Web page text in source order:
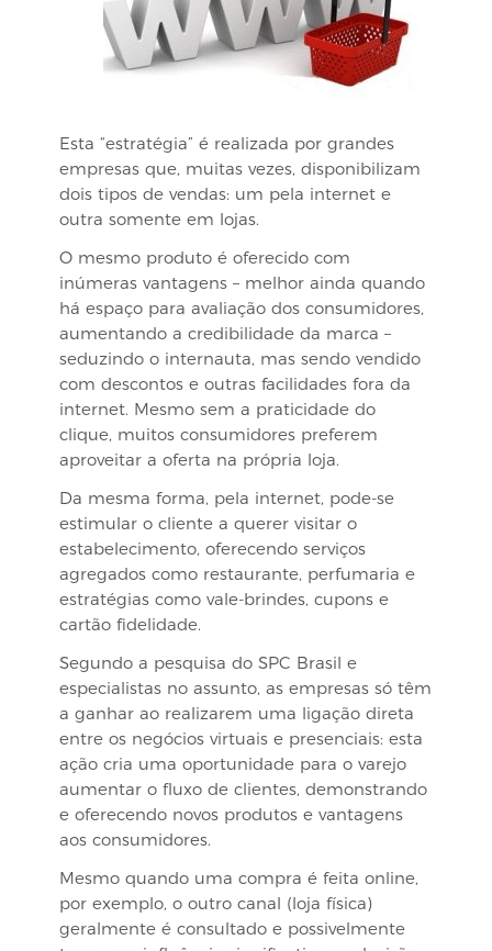
Esta “estratégia” é realizada por grandes
empresas que, muitas vezes, disponibilizam
dois tipos de vendas: um pela internet e
outra somente em lojas.
O mesmo produto é oferecido com
inúmeras vantagens – melhor ainda quando
há espaço para avaliação dos consumidores,
aumentando a credibilidade da marca –
seduzindo o internauta, mas sendo vendido
com descontos e outras facilidades fora da
internet. Mesmo sem a praticidade do
clique, muitos consumidores preferem
aproveitar a oferta na própria loja.
Da mesma forma, pela internet, pode-se
estimular o cliente a querer visitar o
estabelecimento, oferecendo serviços
agregados como restaurante, perfumaria e
estratégias como vale-brindes, cupons e
cartão fidelidade.
Segundo a pesquisa do SPC Brasil e
especialistas no assunto, as empresas só têm
a ganhar ao realizarem uma ligação direta
entre os negócios virtuais e presenciais: esta
ação cria uma oportunidade para o varejo
aumentar o fluxo de clientes, demonstrando
e oferecendo novos produtos e vantagens
aos consumidores.
Mesmo quando uma compra é feita online,
por exemplo, o outro canal (loja física)
geralmente é consultado e possivelmente